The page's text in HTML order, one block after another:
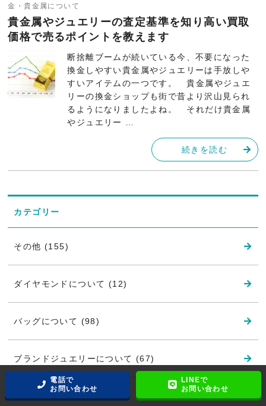
金・貴金属について
貴金属やジュエリーの査定基準を知り高い買取
価格で売るポイントを教えます
断捨離ブームが続いている今、不要になった
換金しやすい貴金属やジュエリーは手放しや
すいアイテムの一つです。 貴金属やジュエ
リーの換金ショップも街で昔より沢山見られ
るようになりましたよね。 それだけ貴金属
やジュエリー …
続きを読む
カテゴリー
その他 (155)
ダイヤモンドについて (12)
バッグについて (98)
ブランドジュエリーについて (67)
電話で
お問い合わせ
LINEで
お問い合わせ